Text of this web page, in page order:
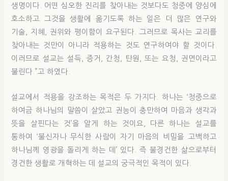
생명이다. 어떤 심오한 진리를 찾아내는 것보다도 청중에 양심에
호소하고 그것을 생활에 옮기도록 하는 일은 더 많은 연구와
기술, 지혜, 권위와 평이함이 요구된다. 그러므로 목사는 교리를
찾아내는 것만이 아니라 적용하는 것도 연구하여야 할 것이다.
이러므로 설교는 설득, 증거, 간청, 탄원, 또는 요청, 권면이라고
불린다.”고 하였다.
설교에서 적용을 강조하는 목적은 두 가지다. 하나는 ‘청중으로
하여금 하나님의 말씀이 살았고 권능이 충만하여 마음과 생각과
뜻을 살핀다는 것’을 알게 하는 것이요, 다른 하나는 설교를
통하여 ‘불신자나 무식한 사람이 자기 마음의 비밀을 고백하고
하나님께 영광을 돌리게 하는 데’ 있다. 즉 불경건한 삶으로부터
경건한 생활로 개혁하는 데 설교의 궁극적인 목적이 있다.